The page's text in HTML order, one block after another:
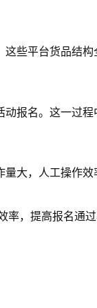
些平台货品结
报名。这一过
大，人工操作
，提高报名通过